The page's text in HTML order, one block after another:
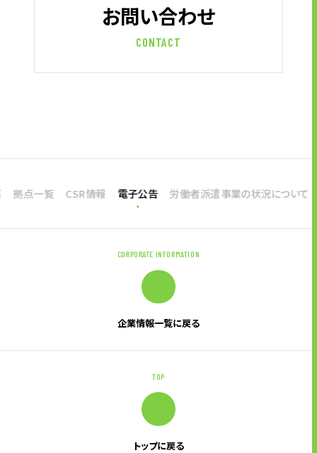
お問い合わせ
CONTACT
拠点一覧 CSR情報 電子公告 労働者派遣事業の状況について
CORPORATE INFORMATION
企業情報一覧に戻る
TOP
トップに戻る